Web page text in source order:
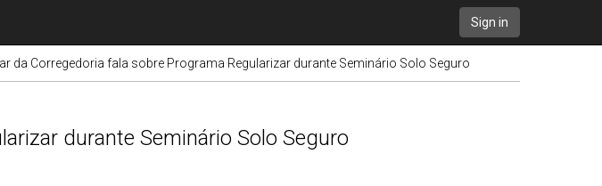
Sign in
da Corregedoria fala sobre Programa Regularizar durante Seminário Solo Seguro
durante Seminário Solo Seguro